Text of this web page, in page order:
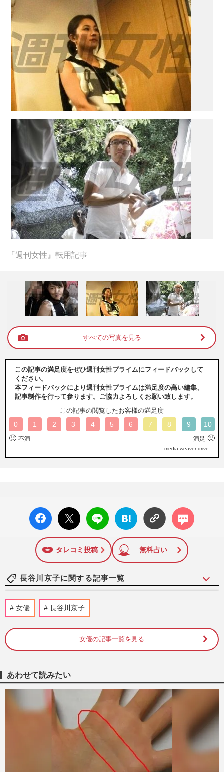
『週刊女性』転用記事
すべての写真を見る
この記事の満足度をぜひ週刊女性プライムにフィードバックして
ください。
本フィードバックにより週刊女性プライムは満足度の高い編集、
記事制作を行って参ります。ご協力よろしくお願い致します。
この記事の閲覧したお客様の満足度
0 1 2 3 4 5 6 7 8 9 10
🙁 不満 満足 🙂
media weaver drive
facebo
ok い
X ポス
ト
LINE
はてな
ブック
に追加
コメン
ト
タレコミ投稿 無料占い
長谷川京子に関する記事一覧
長谷川京子「目のやり場に困る」背中パッ
クリな大胆ドレス姿を披露…アラフィフ間
週刊女性PRIME 2026/6/19
は薄い唇、平成はぷっくりリップからの
「ゆらぎある唇」唇の“トレ…
週刊女性PRIME
長谷川京子、ミニ丈にルーズソックスの最
新近影が「アラフィフでこれは最強」美し
すぎる私服ショットに大反…
週刊女性PRIME
女優 長谷川京子
女優の記事一覧を見る
あわせて読みたい